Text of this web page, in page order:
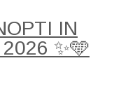
IN
✨🩵